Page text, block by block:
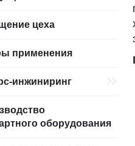
цеха
применения
инжиниринг
оборудования